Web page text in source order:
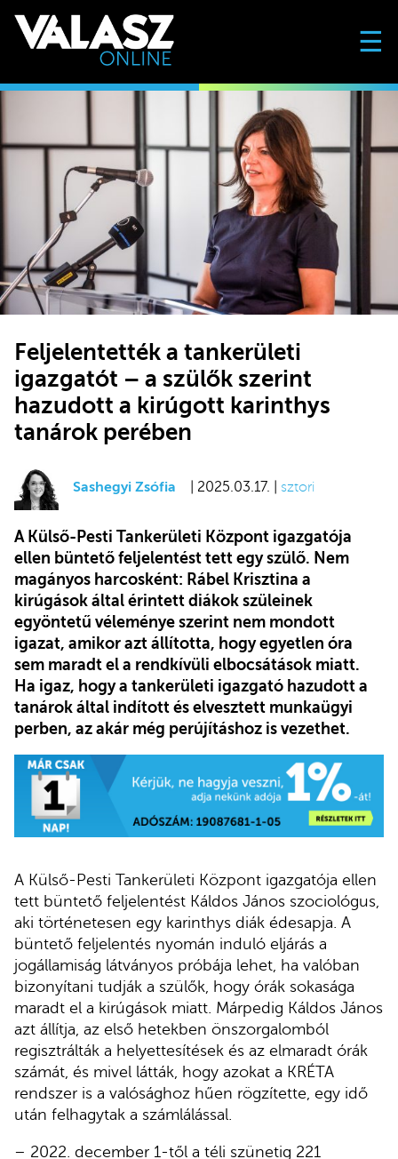
☰
Feljelentették a tankerületi
igazgatót – a szülők szerint
hazudott a kirúgott karinthys
tanárok perében
Sashegyi Zsófia | 2025.03.17. | sztori
A Külső-Pesti Tankerületi Központ igazgatója
ellen büntető feljelentést tett egy szülő. Nem
magányos harcosként: Rábel Krisztina a
kirúgások által érintett diákok szüleinek
egyöntetű véleménye szerint nem mondott
igazat, amikor azt állította, hogy egyetlen óra
sem maradt el a rendkívüli elbocsátások miatt.
Ha igaz, hogy a tankerületi igazgató hazudott a
tanárok által indított és elvesztett munkaügyi
perben, az akár még perújításhoz is vezethet.
A Külső-Pesti Tankerületi Központ igazgatója ellen
tett büntető feljelentést Káldos János szociológus,
aki történetesen egy karinthys diák édesapja. A
büntető feljelentés nyomán induló eljárás a
jogállamiság látványos próbája lehet, ha valóban
bizonyítani tudják a szülők, hogy órák sokasága
maradt el a kirúgások miatt. Márpedig Káldos János
azt állítja, az első hetekben önszorgalomból
regisztrálták a helyettesítések és az elmaradt órák
számát, és mivel látták, hogy azokat a KRÉTA
rendszer is a valósághoz hűen rögzítette, egy idő
után felhagytak a számlálással.
– 2022. december 1-től a téli szünetig 221